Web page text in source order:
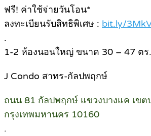
ฟรี! ค่าใช้จ่ายวันโอน*
ลงทะเบียนรับสิทธิพิเศษ : bit.ly/
.
1-2 ห้องนอนใหญ่ ขนาด 30 – 47 ตร
J Condo สาทร-กัลปพฤกษ์
ถนน 81 กัลปพฤกษ์ แขวงบางแค เขต
กรุงเทพมหานคร 10160
.